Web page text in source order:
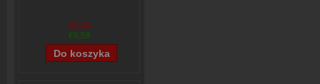
€8,94
€6,59